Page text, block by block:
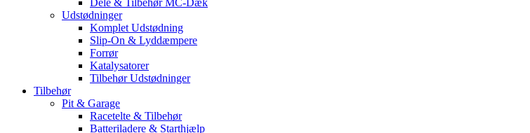
Dele & Tilbehør MC-Dæk
Udstødninger
Komplet Udstødning
Slip-On & Lyddæmpere
Forrør
Katalysatorer
Tilbehør Udstødninger
Tilbehør
Pit & Garage
Racetelte & Tilbehør
Batteriladere & Starthjælp